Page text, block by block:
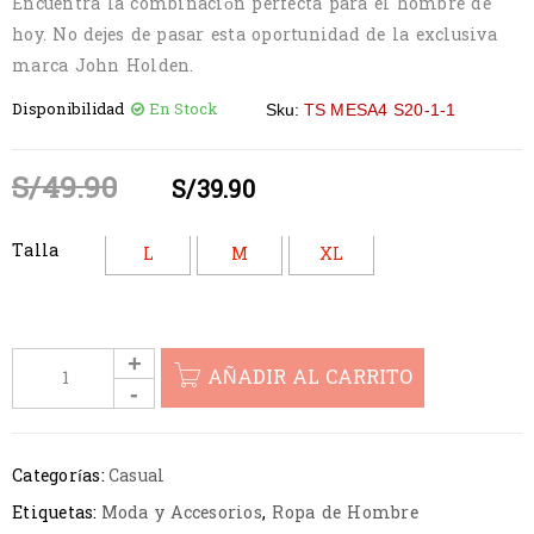
hoy. No dejes de pasar esta oportunidad de la exclusiva
marca John Holden.
Disponibilidad En Stock Sku: TS MESA4 S20-1-1
S/49.90 S/39.90
Talla L M XL
AÑADIR AL CARRITO
Categorías:Casual
Etiquetas: Moda y Accesorios, Ropa de Hombre